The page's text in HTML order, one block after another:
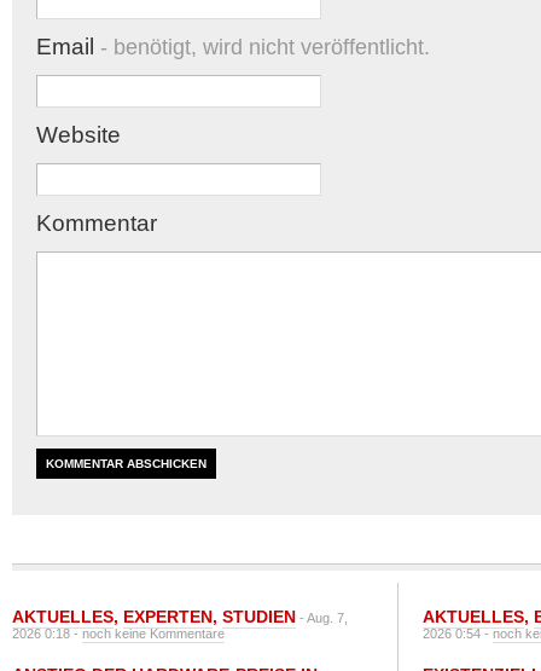
Email - benötigt, wird nicht veröffentlicht.
Website
Kommentar
AKTUELLES, EXPERTEN, STUDIEN - Aug. 7,
2026 0:18 -noch keine Kommentare
AKTUELLES,
2026 0:54 -noch